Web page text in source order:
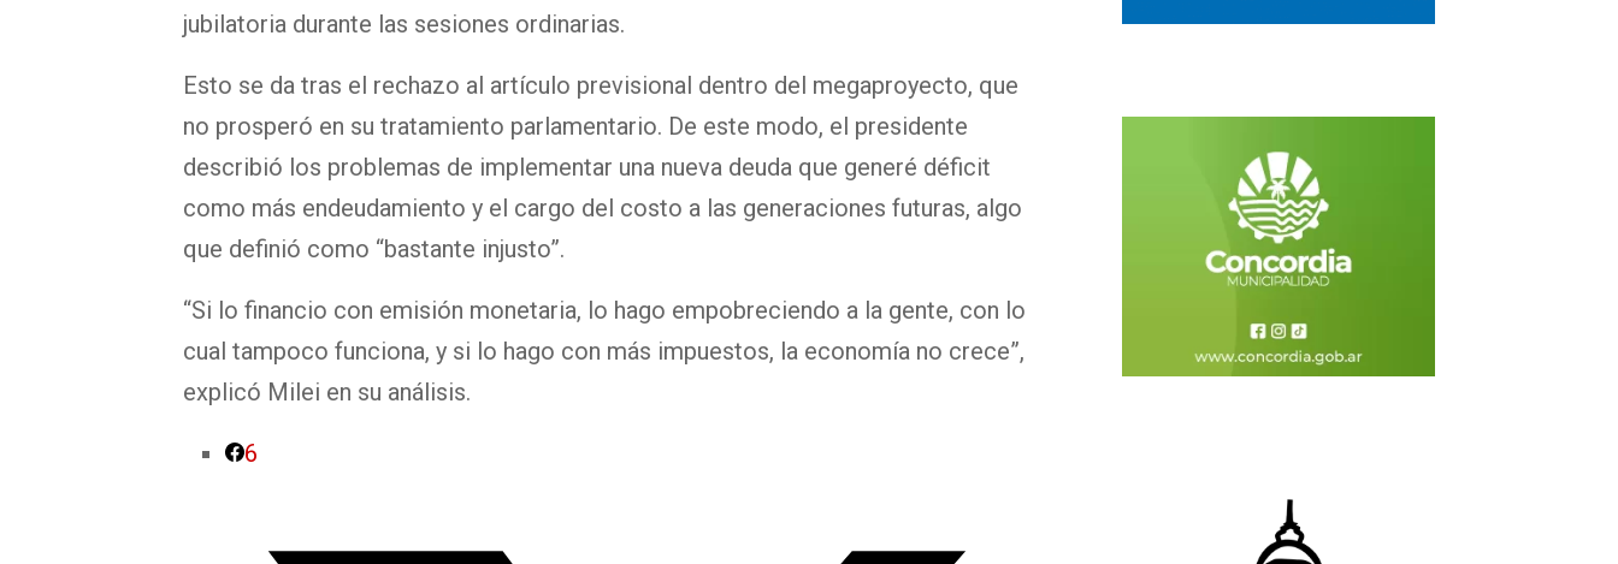
jubilatoria durante las sesiones ordinarias.
Esto se da tras el rechazo al artículo previsional dentro del megaproyecto, que
no prosperó en su tratamiento parlamentario. De este modo, el presidente
describió los problemas de implementar una nueva deuda que generé déficit
como más endeudamiento y el cargo del costo a las generaciones futuras, algo
que definió como “bastante injusto”.
“Si lo financio con emisión monetaria, lo hago empobreciendo a la gente, con lo
cual tampoco funciona, y si lo hago con más impuestos, la economía no crece”,
explicó Milei en su análisis.
6